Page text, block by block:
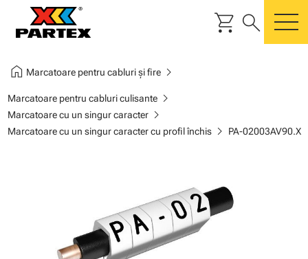
shopping_cart search
home Marcatoare pentru cabluri și firechevron_right
Marcatoare pentru cabluri culisantechevron_right
Marcatoare cu un singur caracterchevron_right
Marcatoare cu un singur caracter cu profil închischevron_right PA-02003AV90.X